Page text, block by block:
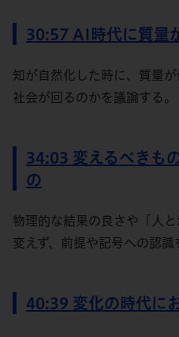
30:57 AI時代に質量
知が自然化した時に、質量
社会が回るのかを議論する。
34:03 変えるべきも
の
物理的な結果の良さや「人
変えず、前提や記号への認識
40:39 変化の時代に